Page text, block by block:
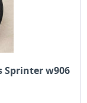
Sprinter w906